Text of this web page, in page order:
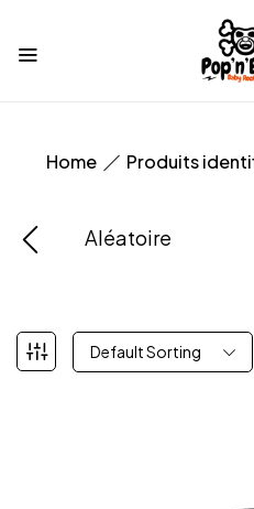
Home Produits
Aléatoire
Default Sorting